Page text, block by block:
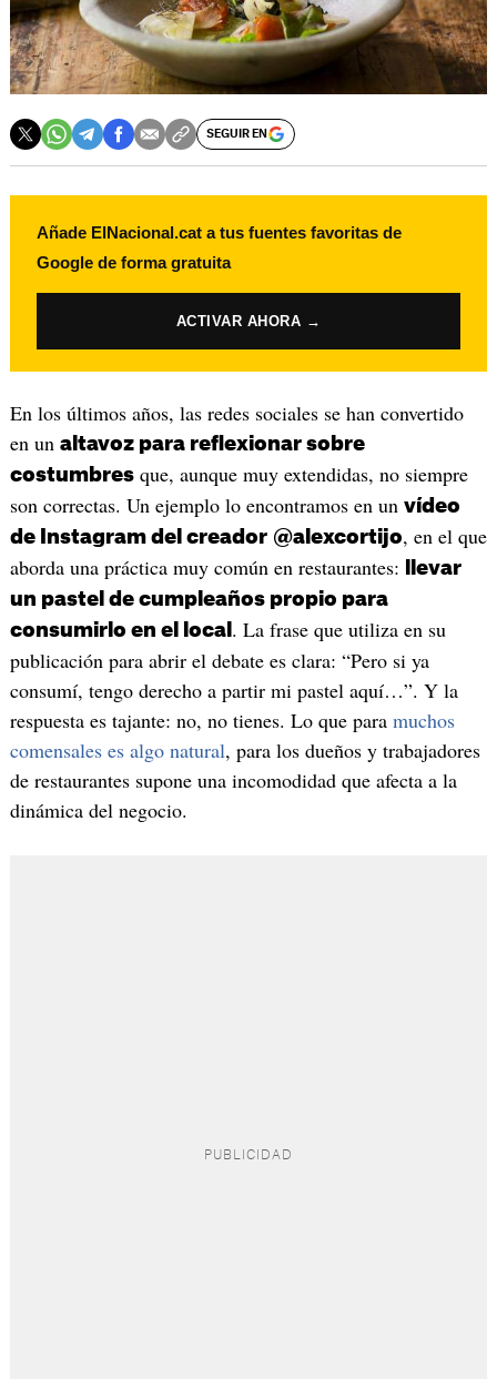
SEGUIR EN
Añade ElNacional.cat a tus fuentes favoritas de
Google de forma gratuita
ACTIVAR AHORA →
En los últimos años, las redes sociales se han convertido
en un altavoz para reflexionar sobre
costumbresque, aunque muy extendidas, no siempre
son correctas. Un ejemplo lo encontramos en un vídeo
de Instagram del creador @alexcortijo, en el que
aborda una práctica muy común en restaurantes:
llevar
un pastel de cumpleaños propio para
consumirlo en el local . La frase que utiliza en su
publicación para abrir el debate es clara: “Pero si ya
consumí, tengo derecho a partir mi pastel aquí…”. Y la
respuesta es tajante: no, no tienes. Lo que para muchos
comensales es algo natural, para los dueños y trabajadores
de restaurantes supone una incomodidad que afecta a la
dinámica del negocio.